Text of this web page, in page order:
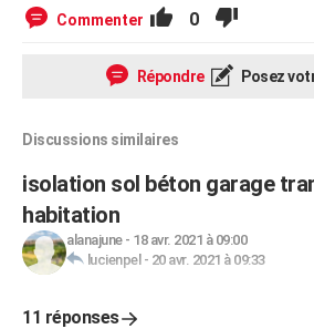
Commenter 0
Répondre Posez
Discussions similaires
isolation sol béton garage
habitation
alanajune- 18 avr. 2021 à 09:00
lucienpel - 20 avr. 2021 à 09:33
11 réponses